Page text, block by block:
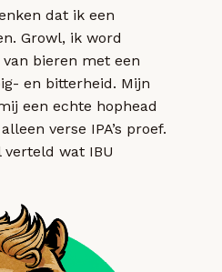
dat ik een
Growl, ik word
bieren met een
en bitterheid. Mijn
een echte hophead
verse IPA’s proef.
wat IBU